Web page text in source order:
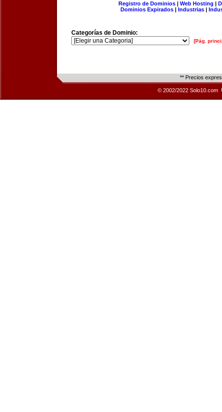
Registro de Dominios| Web Hosting |
Dominios Expirados | Industrias |
Categorías de Dominio:
[Pág.
** Precios
© 2002/2022 Solo10.com